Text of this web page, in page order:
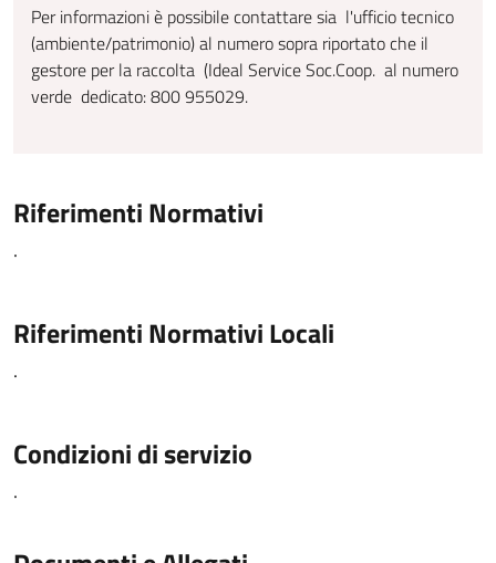
Per informazioni è possibile contattare sia l'ufficio tecnico
(ambiente/patrimonio) al numero sopra riportato che il
gestore per la raccolta (Ideal Service Soc.Coop. al numero
verde dedicato: 800 955029.
Riferimenti Normativi
.
Riferimenti Normativi Locali
.
Condizioni di servizio
.